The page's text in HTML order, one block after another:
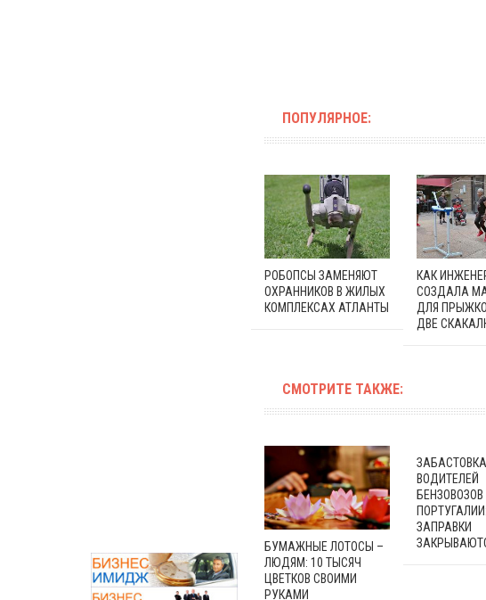
ПОПУЛЯРНОЕ:
РОБОПСЫ ЗАМЕНЯЮТ
ОХРАННИКОВ В ЖИЛЫХ
КОМПЛЕКСАХ АТЛАНТЫ
КАК
СОЗДАЛА
ДЛЯ
ДВЕ
СМОТРИТЕ ТАКЖЕ:
БУМАЖНЫЕ ЛОТОСЫ –
ЛЮДЯМ: 10 ТЫСЯЧ
ЦВЕТКОВ СВОИМИ
РУКАМИ
ЗАБАСТОВКА
ВОДИТЕЛЕЙ
БЕНЗОВОЗОВ
ПОРТУГАЛИИ:
ЗАПРАВКИ